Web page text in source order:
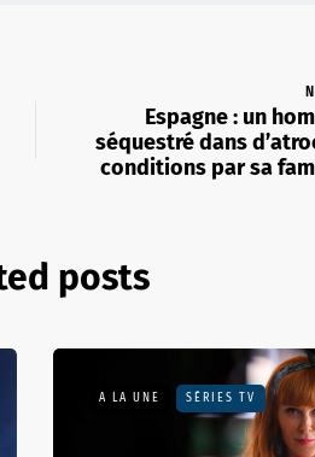
Espagne : un
séquestré dans
conditions par sa
posts
A LA UNE SÉRIES TV